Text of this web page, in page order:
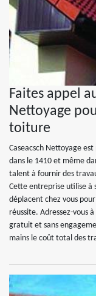
Faites appel
Nettoyage
toiture
Caseacsch Nettoyage
dans le 1410 et même
talent à fournir des
Cette entreprise utilise à
déplacent chez vous
réussite. Adressez-vous
gratuit et sans
mains le coût total des